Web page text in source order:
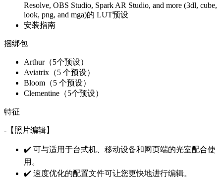
Resolve, OBS Studio, Spark AR Studio, and more (3dl, cube,
look, png, and mga)的 LUT预设
安装指南
捆绑包
Arthur（5个预设）
Aviatrix（5 个预设）
Bloom（5 个预设）
Clementine（5个预设）
特征
-【照片编辑】
✔️ 可与适用于台式机、移动设备和网页端的光室配合使
用。
✔️ 速度优化的配置文件可让您更快地进行编辑。